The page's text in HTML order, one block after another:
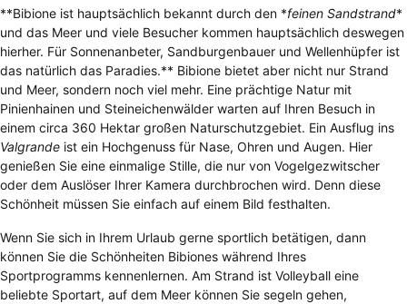
**Bibione ist hauptsächlich bekannt durch den *feinen Sandstrand*
und das Meer und viele Besucher kommen hauptsächlich deswegen
hierher. Für Sonnenanbeter, Sandburgenbauer und Wellenhüpfer ist
das natürlich das Paradies.** Bibione bietet aber nicht nur Strand
und Meer, sondern noch viel mehr. Eine prächtige Natur mit
Pinienhainen und Steineichenwälder warten auf Ihren Besuch in
einem circa 360 Hektar großen Naturschutzgebiet. Ein Ausflug ins
Valgrande ist ein Hochgenuss für Nase, Ohren und Augen. Hier
genießen Sie eine einmalige Stille, die nur von Vogelgezwitscher
oder dem Auslöser Ihrer Kamera durchbrochen wird. Denn diese
Schönheit müssen Sie einfach auf einem Bild festhalten.
Wenn Sie sich in Ihrem Urlaub gerne sportlich betätigen, dann
können Sie die Schönheiten Bibiones während Ihres
Sportprogramms kennenlernen. Am Strand ist Volleyball eine
beliebte Sportart, auf dem Meer können Sie segeln gehen,